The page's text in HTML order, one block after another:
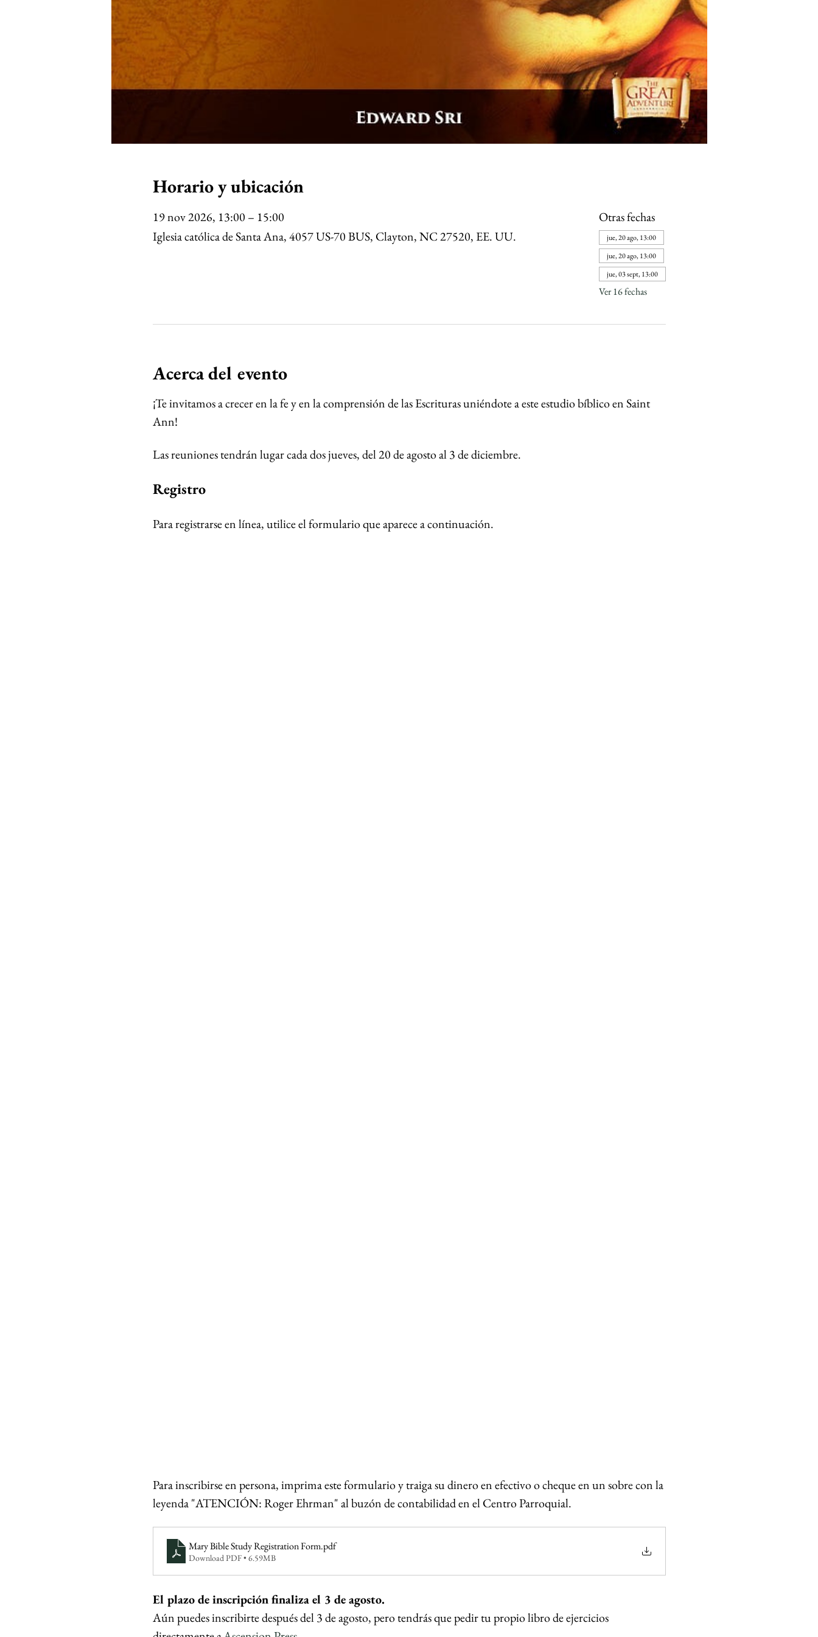
Horario y ubicación
19 nov 2026, 13:00 – 15:00
Iglesia católica de Santa Ana, 4057 US-70 BUS, Clayton, NC 27520, EE. UU.
Otras fechas
jue, 20 ago, 13:00
jue, 20 ago, 13:00
jue, 03 sept, 13:00
Ver 16 fechas
Acerca del evento
¡Te invitamos a crecer en la fe y en la comprensión de las Escrituras uniéndote a este estudio bíblico en Saint
Ann!
Las reuniones tendrán lugar cada dos jueves, del 20 de agosto al 3 de diciembre.
Registro
Para registrarse en línea, utilice el formulario que aparece a continuación.
Para inscribirse en persona, imprima este formulario y traiga su dinero en efectivo o cheque en un sobre con la
leyenda "ATENCIÓN: Roger Ehrman" al buzón de contabilidad en el Centro Parroquial.
Mary Bible Study Registration Form.pdf
Download PDF • 6.59MB
El plazo de inscripción finaliza el 3 de agosto.
Aún puedes inscribirte después del 3 de agosto, pero tendrás que pedir tu propio libro de ejercicios